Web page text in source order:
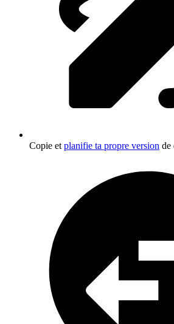
Copie et planifie ta propre version de